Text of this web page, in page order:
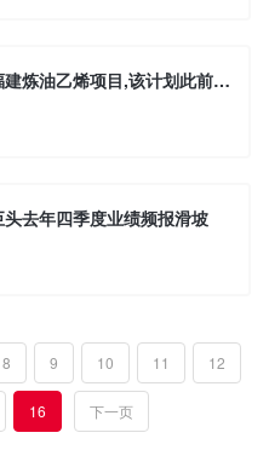
中石化将推进福建炼油乙烯项目,该计划此前曾延期
去年四季度业绩频报滑坡
8 9 10 11 12
16 下一页